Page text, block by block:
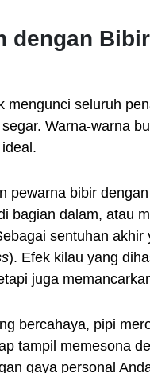
dengan
mengunci seluruh
Warna-warna
pewarna bibir
bagian dalam, atau
sentuhan
). Efek kilau yang
juga
bercahaya, pipi
tampil memesona
gaya personal